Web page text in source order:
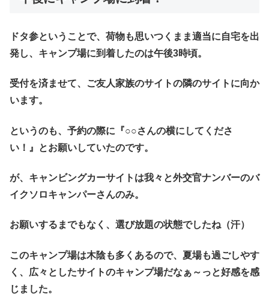
ドタ参ということで、荷物も思いつくまま適当に自宅を出
発し、キャンプ場に到着したのは午後3時頃。
受付を済ませて、ご友人家族のサイトの隣のサイトに向か
います。
というのも、予約の際に『○○さんの横にしてくださ
い！』とお願いしていたのです。
が、キャンビングカーサイトは我々と外交官ナンバーのバ
イクソロキャンパーさんのみ。
お願いするまでもなく、選び放題の状態でしたね（汗）
このキャンプ場は木陰も多くあるので、夏場も過ごしやす
く、広々としたサイトのキャンプ場だなぁ～っと好感を感
じました。